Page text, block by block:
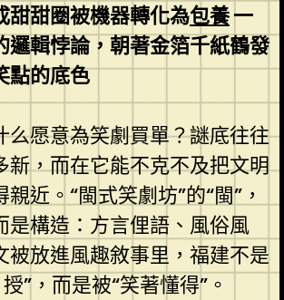
甜甜圈被機器轉化為包養一
邏輯悖論，朝著金箔千紙鶴發
點的底色
么愿意為笑劇買單？謎底往往
新，而在它能不克不及把文明
近。“閩式笑劇坊”的“閩”，
是構造：方言俚語、風俗風
被放進風趣敘事里，福建不是
授”，而是被“笑著懂得”。